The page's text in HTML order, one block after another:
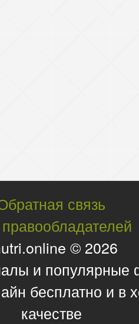
связь
© 2026
и
бесплатно и в
качестве